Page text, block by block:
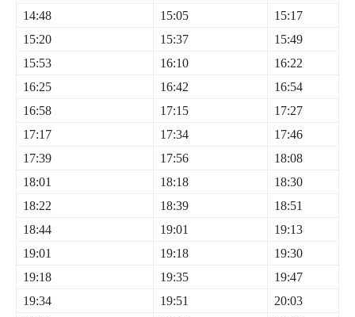
14:48
15:05
15:17
15:20
15:37
15:49
15:53
16:10
16:22
16:25
16:42
16:54
16:58
17:15
17:27
17:17
17:34
17:46
17:39
17:56
18:08
18:01
18:18
18:30
18:22
18:39
18:51
18:44
19:01
19:13
19:01
19:18
19:30
19:18
19:35
19:47
19:34
19:51
20:03